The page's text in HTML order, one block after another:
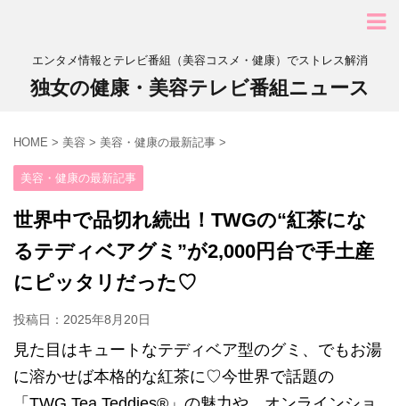
エンタメ情報とテレビ番組（美容コスメ・健康）でストレス解消
独女の健康・美容テレビ番組ニュース
HOME > 美容 > 美容・健康の最新記事 >
美容・健康の最新記事
世界中で品切れ続出！TWGの“紅茶にな
るテディベアグミ”が2,000円台で手土産
にピッタリだった♡
投稿日： 2025年8月20日
見た目はキュートなテディベア型のグミ、でもお湯
に溶かせば本格的な紅茶に♡今世界で話題の